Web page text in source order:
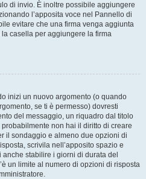
di invio. È inoltre possibile aggiungere
l’apposita voce nel Pannello di
evitare che una firma venga aggiunta
casella per aggiungere la firma
inizi un nuovo argomento (o quando
se ti è permesso) dovresti
del messaggio, un riquadro dal titolo
non hai il diritto di creare
il sondaggio e almeno due opzioni di
scrivila nell’apposito spazio e
anche stabilire i giorni di durata del
un limite al numero di opzioni di risposta